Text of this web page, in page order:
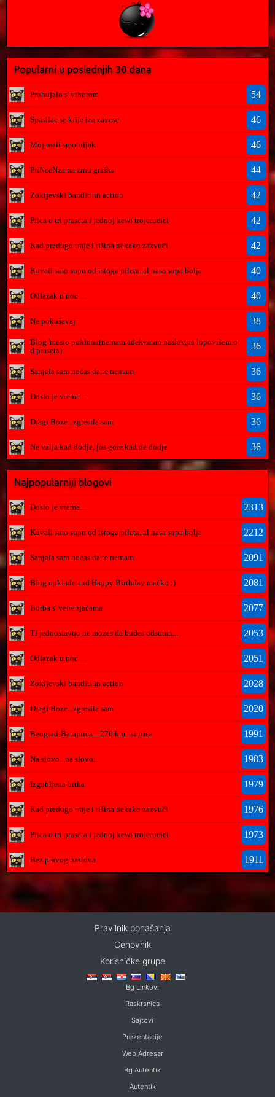
Popularni u poslednjih 30 dana
Prohujalo s' vihorom 54
Spasilac se krije iza zavese 46
Moj mali smotuljak 46
PriNceNza na zrnu graška 44
Zokijevski banditi in action 42
Prica o tri praseta i jednoj kewi trojerucici 42
Kad predugo traje i tišina nekako zazvuči 42
Kuvali smo supu od istoga pileta..al nasa supa bolja 40
Odlazak u noc .... 40
Ne pokušavaj 38
Blog 'mesto poklona(nemam adekvatan naslov,pa lopovišem o
d praseta)
36
Sanjala sam noćas da te nemam 36
Doslo je vreme.... 36
Dragi Boze...zgresila sam 36
Ne valja kad dodje, jos gore kad ne dodje 36
Najpopularniji blogovi
Doslo je vreme.... 2313
Kuvali smo supu od istoga pileta..al nasa supa bolja 2212
Sanjala sam noćas da te nemam 2091
Blog opklade and Happy Birthday mačko :) 2081
Borba s' vetrenjačama 2077
Ti jednostavno ne mozes da budes odsutan... 2053
Odlazak u noc .... 2051
Zokijevski banditi in action 2028
Dragi Boze...zgresila sam 2020
Beograd-Batajnica....270 km...sitnica 1991
Na slovo...na slovo... 1983
Izgubljena bitka 1979
Kad predugo traje i tišina nekako zazvuči 1976
Prica o tri praseta i jednoj kewi trojerucici 1973
Bez pravog naslova 1911
Pravilnik ponašanja
Cenovnik
Korisničke grupe
Bg Linkovi
Raskrsnica
Sajtovi
Prezentacije
Web Adresar
Bg Autentik
Autentik